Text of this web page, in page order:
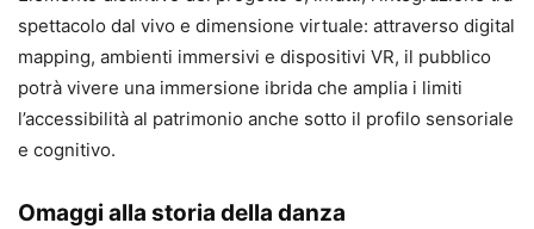
spettacolo dal vivo e dimensione virtuale: attraverso digital
mapping, ambienti immersivi e dispositivi VR, il pubblico
potrà vivere una immersione ibrida che amplia i limiti
l’accessibilità al patrimonio anche sotto il profilo sensoriale
e cognitivo.
Omaggi alla storia della danza